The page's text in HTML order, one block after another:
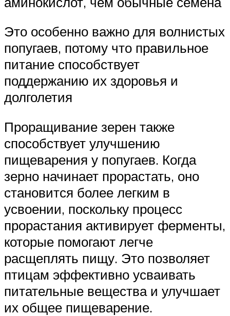
Это особенно важно для волнистых
попугаев, потому что правильное
питание способствует
поддержанию их здоровья и
долголетия
Проращивание зерен также
способствует улучшению
пищеварения у попугаев. Когда
зерно начинает прорастать, оно
становится более легким в
усвоении, поскольку процесс
прорастания активирует ферменты,
которые помогают легче
расщеплять пищу. Это позволяет
птицам эффективно усваивать
питательные вещества и улучшает
их общее пищеварение.